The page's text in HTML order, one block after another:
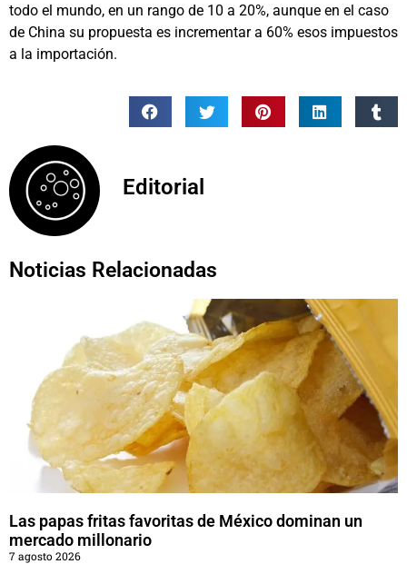
todo el mundo, en un rango de 10 a 20%, aunque en el caso
de China su propuesta es incrementar a 60% esos impuestos
a la importación.
Editorial
Noticias Relacionadas
Las papas fritas favoritas de México dominan un
mercado millonario
7 agosto 2026